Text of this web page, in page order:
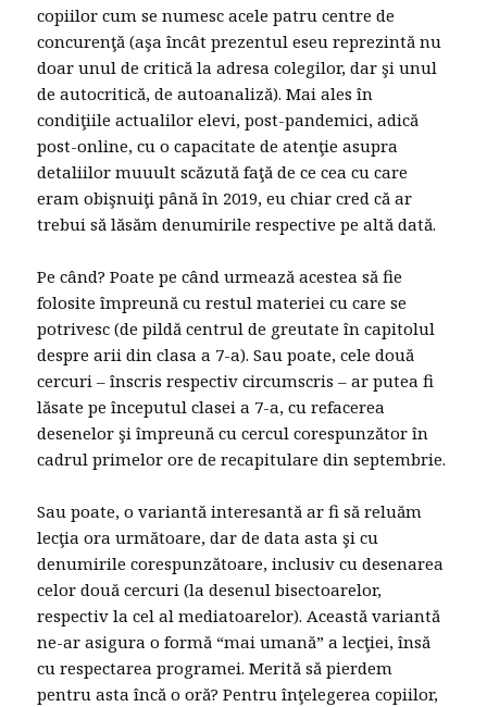
copiilor cum se numesc acele patru centre de
concurenţă (aşa încât prezentul eseu reprezintă nu
doar unul de critică la adresa colegilor, dar şi unul
de autocritică, de autoanaliză). Mai ales în
condiţiile actualilor elevi, post-pandemici, adică
post-online, cu o capacitate de atenţie asupra
detaliilor muuult scăzută faţă de ce cea cu care
eram obişnuiţi până în 2019, eu chiar cred că ar
trebui să lăsăm denumirile respective pe altă dată.
Pe când? Poate pe când urmează acestea să fie
folosite împreună cu restul materiei cu care se
potrivesc (de pildă centrul de greutate în capitolul
despre arii din clasa a 7-a). Sau poate, cele două
cercuri – înscris respectiv circumscris – ar putea fi
lăsate pe începutul clasei a 7-a, cu refacerea
desenelor şi împreună cu cercul corespunzător în
cadrul primelor ore de recapitulare din septembrie.
Sau poate, o variantă interesantă ar fi să reluăm
lecţia ora următoare, dar de data asta şi cu
denumirile corespunzătoare, inclusiv cu desenarea
celor două cercuri (la desenul bisectoarelor,
respectiv la cel al mediatoarelor). Această variantă
ne-ar asigura o formă “mai umană” a lecţiei, însă
cu respectarea programei. Merită să pierdem
pentru asta încă o oră? Pentru înţelegerea copiilor,